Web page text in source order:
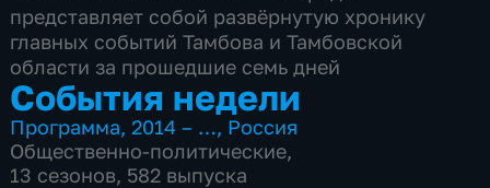
представляет собой развёрнутую хронику
главных событий Тамбова и Тамбовской
области за прошедшие семь дней
События недели
Программа,2014 – …, Россия
Общественно-политические,
13 сезонов, 582 выпуска